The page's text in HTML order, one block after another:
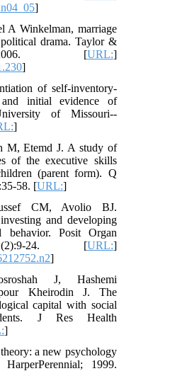
A Winkelman, marriage
political drama. Taylor &
2006. [URL:
of self-inventory-
and initial evidence of
of Missouri--
M, Etemd J. A study of
of the executive skills
(parent form). Q
58. [URL:
CM, Avolio BJ.
investing and developing
behavior. Posit Organ
24. [URL:
J, Hashemi
Kheirodin J. The
capital with social
J Res Health
theory: a new psychology
HarperPerennial; 1999.